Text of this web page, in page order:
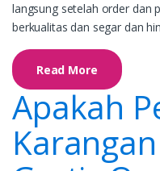
langsung setelah order dan
berkualitas dan segar dan
Read More
Apakah